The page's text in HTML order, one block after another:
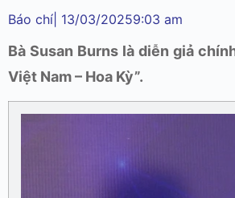
Báo chí 13/03/20259:03 am
Bà Susan Burns là diễn giả
Việt Nam – Hoa Kỳ”.